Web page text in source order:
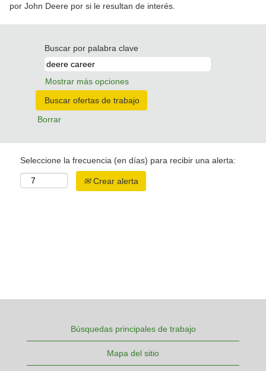
por John Deere por si le resultan de interés.
Buscar por palabra clave
Mostrar más opciones
Borrar
Seleccione la frecuencia (en días) para recibir una alerta:
Crear alerta
Búsquedas principales de trabajo
Mapa del sitio